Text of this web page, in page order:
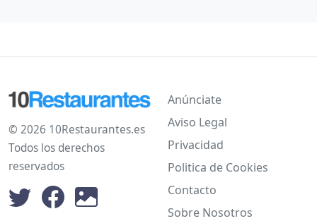
© 2026 10Restaurantes.es
Todos los derechos
reservados
Anúnciate
Aviso Legal
Privacidad
Politica de Cookies
Contacto
Sobre Nosotros